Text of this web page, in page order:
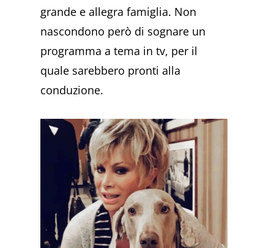
grande e allegra famiglia. Non
nascondono però di sognare un
programma a tema in tv, per il
quale sarebbero pronti alla
conduzione.